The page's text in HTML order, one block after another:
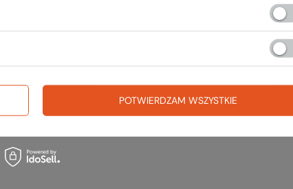
na wyjazd w góry, kajak,
TWOJA LISTA SPRZĘTOWA
POTWIERDZAM WSZYSTKIE